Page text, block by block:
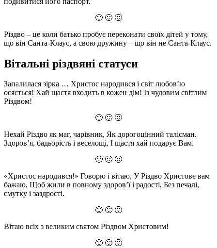
🙂 🙂 🙂
Різдво – це коли батько пробує переконати своїх дітей у тому,
що він Санта-Клаус, а свою дружину – що він не Санта-Клаус.
Вітальні різдвяні статуси
Запалилася зірка … Христос народився і світ любов’ю
осяється! Хай щастя входить в кожен дім! Із чудовим світлим
Різдвом!
🙂 🙂 🙂
Нехай Різдво як маг, чарівник, Як дорогоцінний талісман.
Здоров’я, бадьорість і веселощі, І щастя хай подарує Вам.
🙂 🙂 🙂
«Христос народився!» Говорю і вітаю, У Різдво Христове вам
бажаю, Щоб жили в повному здоров’ї і радості, Без печалі,
смутку і заздрості.
🙂 🙂 🙂
Вітаю всіх з великим святом Різдвом Христовим!
🙂 🙂 🙂